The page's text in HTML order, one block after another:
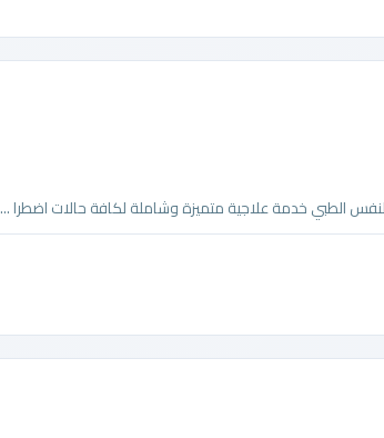
الطبي خدمة علاجية متميزة وشاملة لكافة حالات اضطرا ...